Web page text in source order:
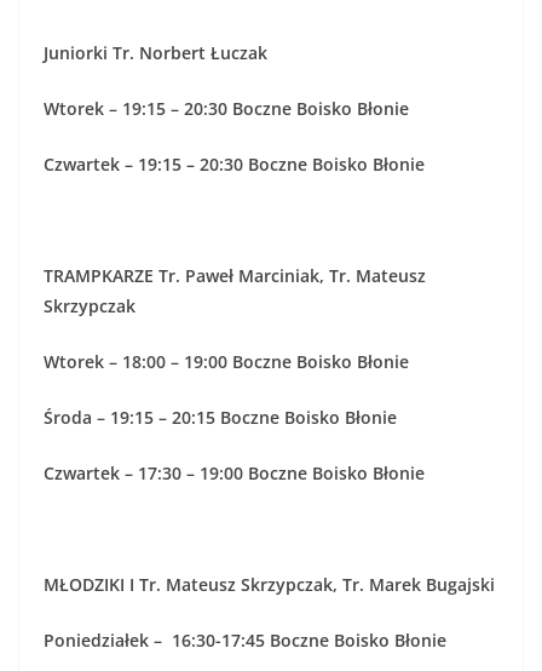
Juniorki Tr. Norbert Łuczak
Wtorek – 19:15 – 20:30 Boczne Boisko Błonie
Czwartek – 19:15 – 20:30 Boczne Boisko Błonie
TRAMPKARZE Tr. Paweł Marciniak, Tr. Mateusz
Skrzypczak
Wtorek – 18:00 – 19:00 Boczne Boisko Błonie
Środa – 19:15 – 20:15 Boczne Boisko Błonie
Czwartek – 17:30 – 19:00 Boczne Boisko Błonie
MŁODZIKI I Tr. Mateusz Skrzypczak, Tr. Marek Bugajski
Poniedziałek – 16:30-17:45 Boczne Boisko Błonie